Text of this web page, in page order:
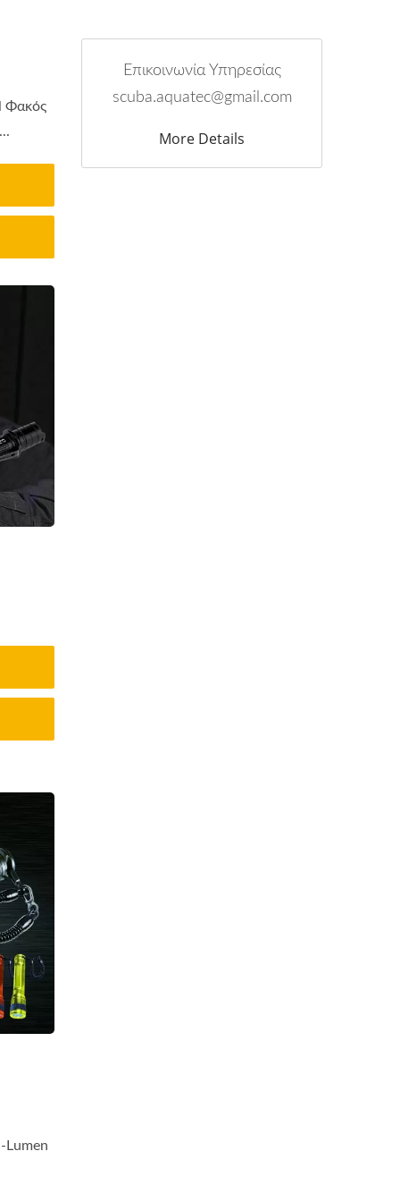
Φακός
Lumen
Επικοινωνία Υπηρεσίας
scuba.aquatec@gmail.com
More Details